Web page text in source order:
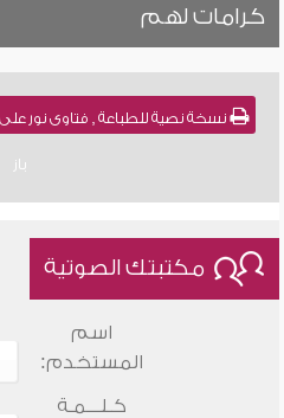
كرامات لهم
باز
مكتبتك الصوتية
اسم
المستخدم:
كـلـــمـة